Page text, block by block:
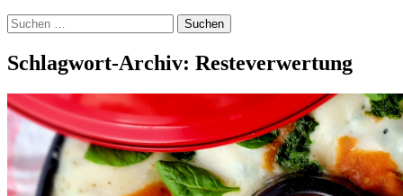
Suchen
nach:
Schlagwort-Archiv: Resteverwertung